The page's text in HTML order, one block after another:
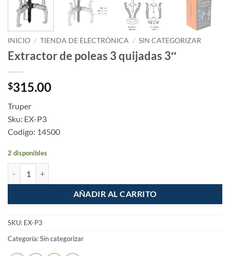
INICIO / TIENDA DE ELECTRÓNICA / SIN CATEGORIZAR
Extractor de poleas 3 quijadas 3″
$315.00
Truper
Sku: EX-P3
Codigo: 14500
2 disponibles
AÑADIR AL CARRITO
SKU: EX-P3
Categoría:Sin categorizar